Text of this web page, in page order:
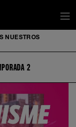
NUESTROS
2